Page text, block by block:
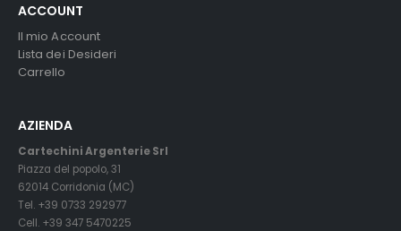
ACCOUNT
Il mio Account
Lista dei Desideri
Carrello
AZIENDA
Cartechini Argenterie Srl
Piazza del popolo, 31
62014 Corridonia (MC)
Tel. +39 0733 292977
Cell. +39 347 5470225